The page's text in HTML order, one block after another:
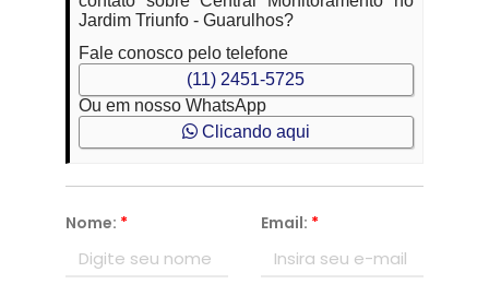
Jardim Triunfo - Guarulhos?
Fale conosco pelo telefone
(11) 2451-5725
Ou em nosso WhatsApp
Clicando aqui
Nome: * Email: *